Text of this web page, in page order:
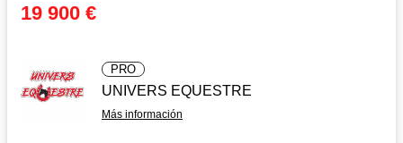
19 900 €
PRO
UNIVERS EQUESTRE
Más información